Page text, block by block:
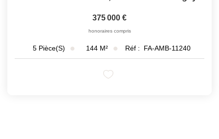
375 000 €
honoraires compris
5 Pièce(s) 144 M² Réf : FA-AMB-11240